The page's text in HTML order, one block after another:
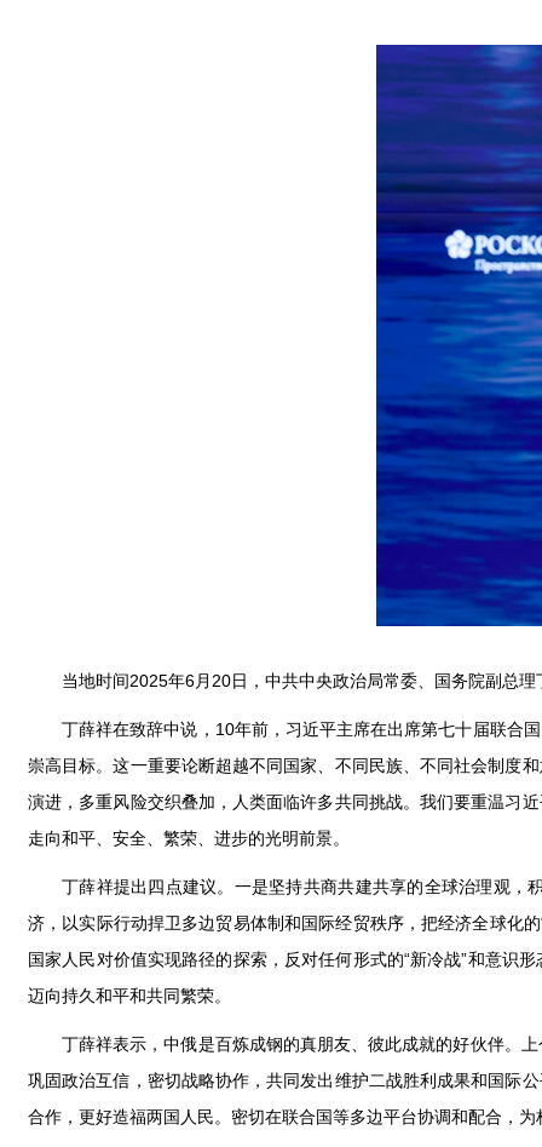
当地时间2025年6月20日，中共中央政治局常委、国务院副总
丁薛祥在致辞中说，10年前，习近平主席在出席第七十届联合
崇高目标。这一重要论断超越不同国家、不同民族、不同社会制度
演进，多重风险交织叠加，人类面临许多共同挑战。我们要重温习
走向和平、安全、繁荣、进步的光明前景。
丁薛祥提出四点建议。一是坚持共商共建共享的全球治理观
济，以实际行动捍卫多边贸易体制和国际经贸秩序，把经济全球化
国家人民对价值实现路径的探索，反对任何形式的“新冷战”和意识
迈向持久和平和共同繁荣。
丁薛祥表示，中俄是百炼成钢的真朋友、彼此成就的好伙伴。
巩固政治互信，密切战略协作，共同发出维护二战胜利成果和国际
合作，更好造福两国人民。密切在联合国等多边平台协调和配合，